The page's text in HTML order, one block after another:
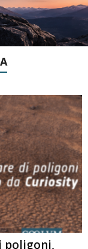
poligoni,